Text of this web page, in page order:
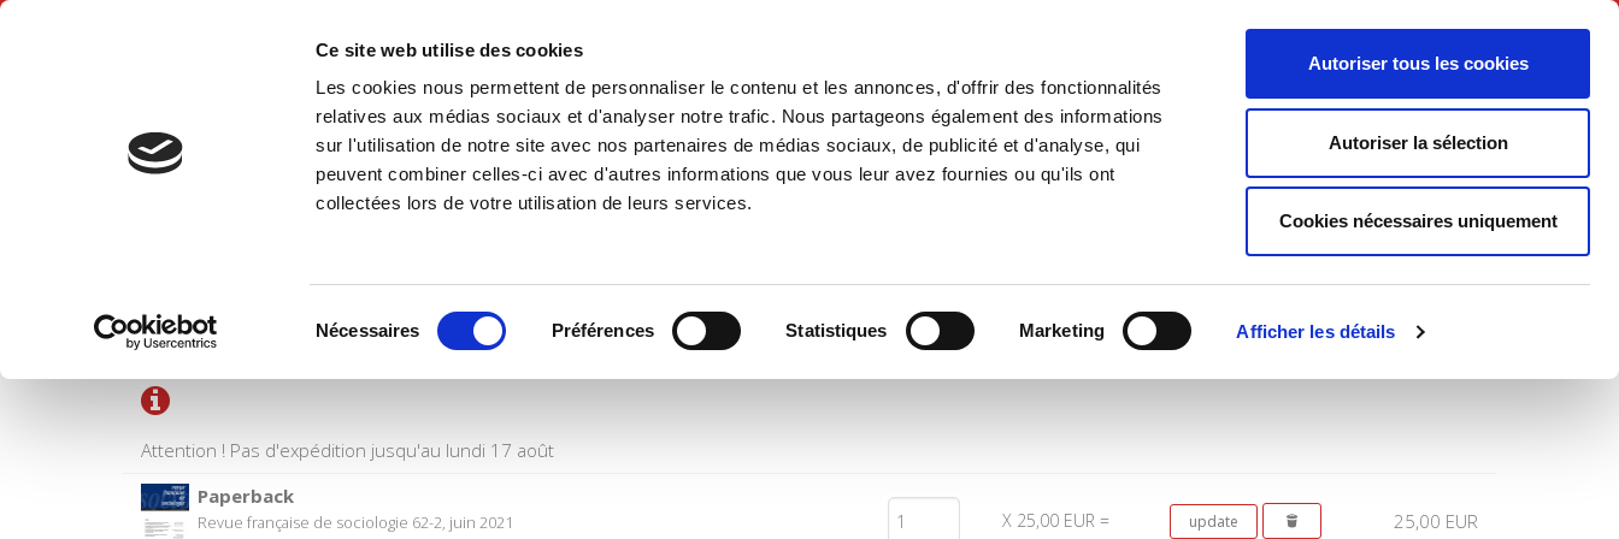
Ce site web utilise des cookies
Les cookies nous permettent de personnaliser le contenu et les annonces, d'offrir des fonctionnalités
relatives aux médias sociaux et d'analyser notre trafic. Nous partageons également des informations
sur l'utilisation de notre site avec nos partenaires de médias sociaux, de publicité et d'analyse, qui
peuvent combiner celles-ci avec d'autres informations que vous leur avez fournies ou qu'ils ont
collectées lors de votre utilisation de leurs services.
Nécessaires Préférences Statistiques Marketing Afficher les détails
Autoriser tous les cookies
Autoriser la sélection
Cookies nécessaires uniquement
English
Home Environment History International Politics
Attention ! Pas d'expédition jusqu'au lundi 17 août
Title Quantity Price Total
Paperback
Revue française de sociologie 62-2, juin 2021
X 25,00 EUR = 25,00 EUR